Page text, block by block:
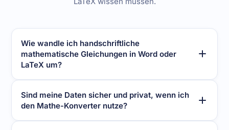
Wie wandle ich handschriftliche
mathematische Gleichungen in Word oder
LaTeX um?
Sind meine Daten sicher und privat, wenn ich
den Mathe-Konverter nutze?